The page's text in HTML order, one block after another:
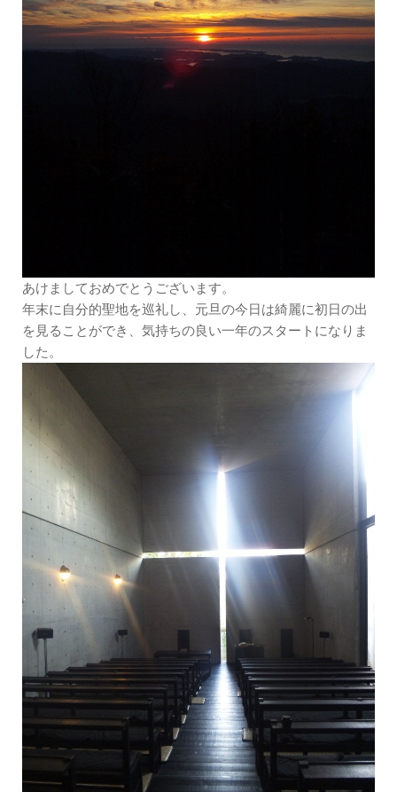
あけましておめでとうございます。
年末に自分的聖地を巡礼し、元旦の今日は綺麗に初日の出
を見ることができ、気持ちの良い一年のスタートになりま
した。